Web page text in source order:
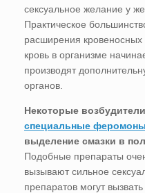
сексуальное желание у
Практическое
расширения кровеносных
кровь в организме
производят
органов.
Некоторые
специальные феромоны
выделение смазки в
Подобные препараты
вызывают сильное
препаратов могут